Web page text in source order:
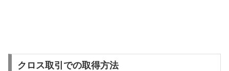
クロス取引での取得方法